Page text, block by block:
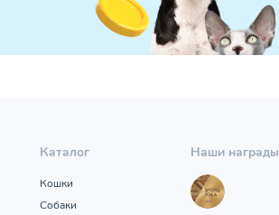
Каталог
Кошки
Собаки
Наши награды